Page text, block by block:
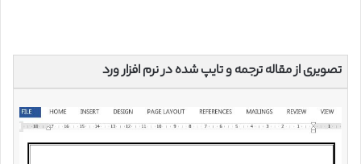
تصویری از مقاله ترجمه و تایپ شده در نرم افزار ورد